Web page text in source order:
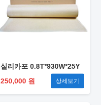
실리카포 0.8T*930W*25Y
250,000 원
상세보기